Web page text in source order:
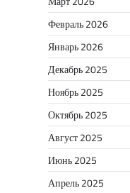
Февраль 2026
Январь 2026
Декабрь 2025
Ноябрь 2025
Октябрь 2025
Август 2025
Июнь 2025
Апрель 2025